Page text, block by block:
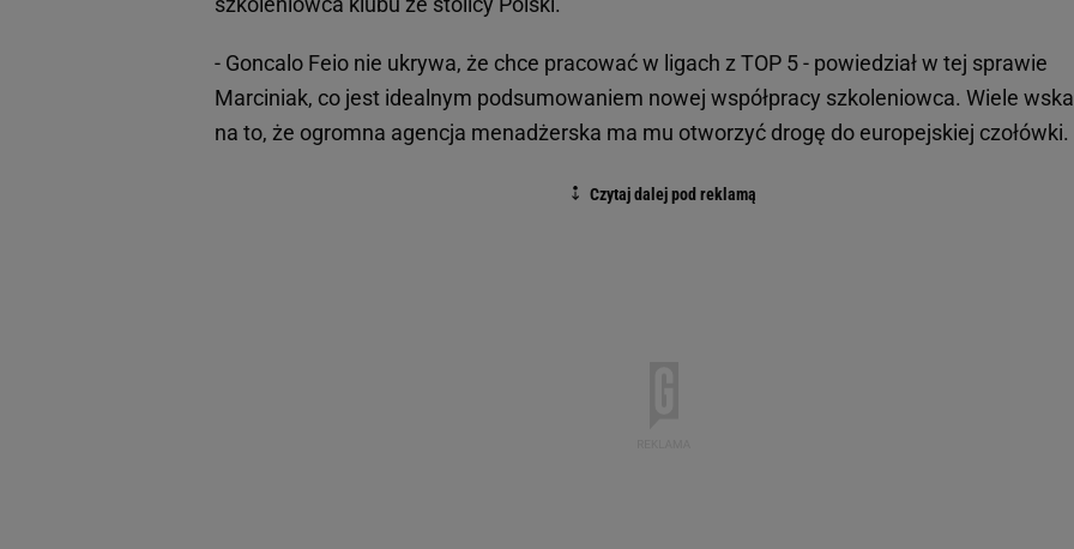
- Goncalo Feio nie ukrywa, że chce pracować w ligach z TOP 5 - powiedział w tej sprawie
Marciniak, co jest idealnym podsumowaniem nowej współpracy szkoleniowca. Wiele
na to, że ogromna agencja menadżerska ma mu otworzyć drogę do europejskiej czołówki.